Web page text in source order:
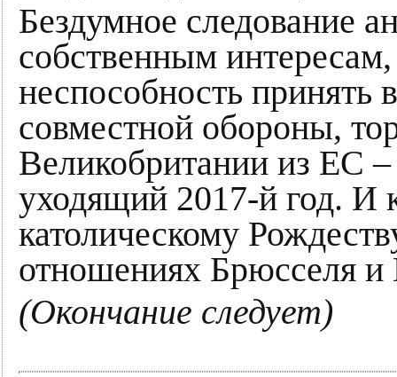
Бездумное следование
собственным
неспособность принять
совместной обороны,
Великобритании из ЕС
уходящий 2017-й год. И
католическому
отношениях Брюсселя
(Окончание следует)